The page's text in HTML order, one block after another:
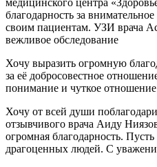
благодарность за
своим пациентам. УЗИ врача
вежливое обследование
Хочу выразить огромную
за её добросовестное
понимание и чуткое
Хочу от всей души
отзывчивого врача Аиду
огромная благодарность.
драгоценных людей. С